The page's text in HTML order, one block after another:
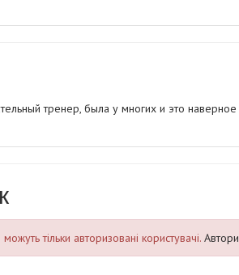
тренер, была у многих и это
тільки авторизовані користувачі.